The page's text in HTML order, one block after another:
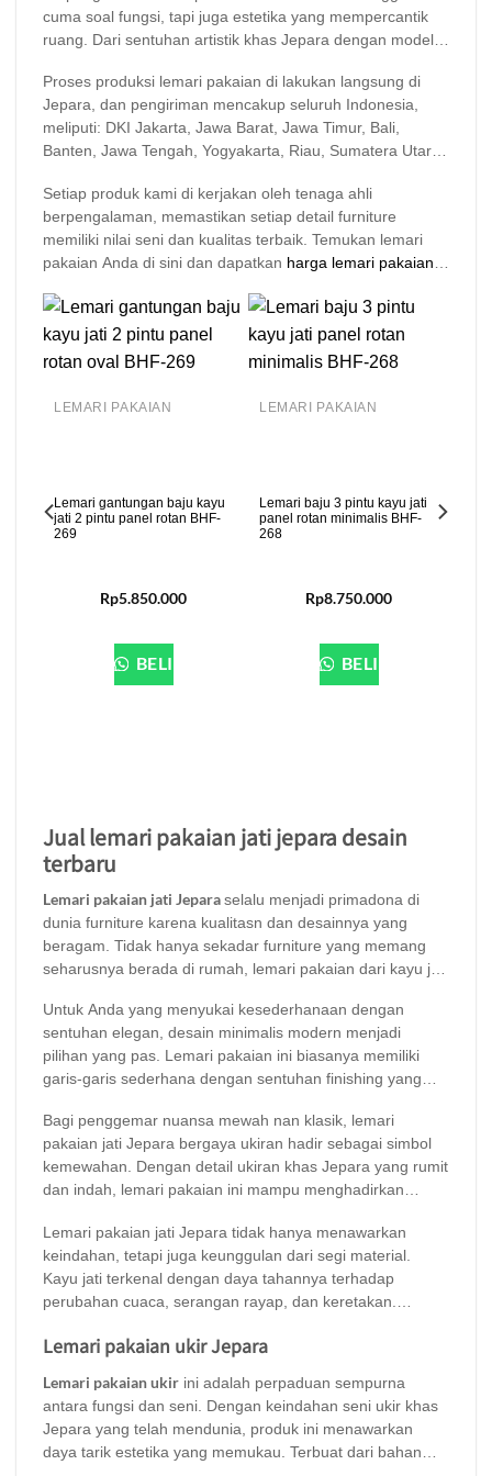
menggunakan kayu solid berkualitas dengan desain
minimalis dan ukir yang bisa di custom sesuai kebutuhan
pribadi maupun tempat komesil dengan berbagai jumlah
pintu baik sliding maupun swing.
cuma soal fungsi, tapi juga estetika yang mempercantik
ruang. Dari sentuhan artistik khas Jepara dengan model
memberikan nuansa mewah dalam ruangan, semuanya
tersedia di sini. Setiap produkmebel jatiyang kami jual di
buat dengan detail dan bahan berkualitas, jadi Anda
nggak perlu khawatir soal kualitasnya.
Proses produksi lemari pakaian di lakukan langsung di
Jepara, dan pengiriman mencakup seluruh Indonesia,
meliputi: DKI Jakarta, Jawa Barat, Jawa Timur, Bali,
Banten, Jawa Tengah, Yogyakarta, Riau, Sumatera Utara,
Kepulauan Riau, Sulawesi Utara, Lampung, Aceh,
Kalimantan Selatan, Nusa Tenggara Barat (NTB),
Sumatera Barat, Kalimantan Tengah, Maluku, Nusa
Tenggara Timur (NTT), Bengkulu, Maluku Utara, Sulawesi
Tenggara, Sulawesi Tengah, Kalimantan Barat, Papua,
Jambi, Gorontalo, Sulawesi Barat, Bangka Belitung,
Kalimantan Utara, Kepulauan Bangka Belitung, Sumatera
Selatan, Kalimantan Timur, Kalimantan Tengah
Setiap produk kami di kerjakan oleh tenaga ahli
berpengalaman, memastikan setiap detail furniture
memiliki nilai seni dan kualitas terbaik. Temukan lemari
pakaian Anda di sini dan dapatkan harga lemari pakaian
LEMARI PAKAIAN
Lemari gantungan baju kayu
jati 2 pintu panel rotan BHF-
269
Rp5.850.000
BELI
LEMARI PAKAIAN
Lemari baju 3 pintu kayu jati
panel rotan minimalis BHF-
268
Rp8.750.000
BELI
Jual lemari pakaian jati jepara desain
terbaru
Lemari pakaian jati Jeparaselalu menjadi primadona di
dunia furniture karena kualitasn dan desainnya yang
beragam. Tidak hanya sekadar furniture yang memang
seharusnya berada di rumah, lemari pakaian dari kayu jati
ruangan di mana barang ini berada. Dari gaya minimalis
modern hingga klasik mewah, lemari pakaian jati Jepara
menawarkan keindahan dan tetap timeles.
Untuk Anda yang menyukai kesederhanaan dengan
sentuhan elegan, desain minimalis modern menjadi
pilihan yang pas. Lemari pakaian ini biasanya memiliki
garis-garis sederhana dengan sentuhan finishing yang
untuk rumah dengan gaya kontemporer atau skandinavia.
Dengan bahan dasar kayu jati yang kuat dan tahan lama,
meja ini tidak hanya cantik secara visual tetapi juga
fungsional dan awet untuk di gunakan dalam jangka
Bagi penggemar nuansa mewah nan klasik, lemari
pakaian jati Jepara bergaya ukiran hadir sebagai simbol
kemewahan. Dengan detail ukiran khas Jepara yang rumit
dan indah, lemari pakaian ini mampu menghadirkan
seperti natural atau glossy semakin menonjolkan serat
kayu jati yang kaya dan mendalam. Lemari pakaian gaya
klasik ini sering digunakan untuk melengkapi rumah-
rumah bergaya tradisional atau kolonial.
Lemari pakaian jati Jepara tidak hanya menawarkan
keindahan, tetapi juga keunggulan dari segi material.
Kayu jati terkenal dengan daya tahannya terhadap
perubahan cuaca, serangan rayap, dan keretakan.
untuk mempercantik rumah Anda sekaligus menikmati
pilihan lemari pakaian jati Jepara dengan desain minimalis
modern maupun klasik mewah hanya di Brokoku Home
Furnishing.
Lemari pakaian ukir Jepara
Lemari pakaian ukir ini adalah perpaduan sempurna
antara fungsi dan seni. Dengan keindahan seni ukir khas
Jepara yang telah mendunia, produk ini menawarkan
daya tarik estetika yang memukau. Terbuat dari bahan